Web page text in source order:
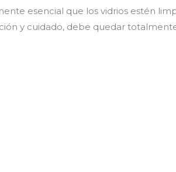
esencial que los vidrios estén
y cuidado, debe quedar